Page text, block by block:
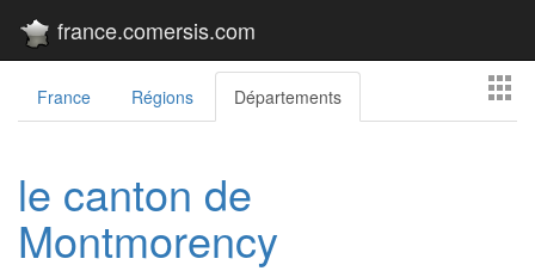
france.comersis.com
France Régions Départements
le canton de
Montmorency